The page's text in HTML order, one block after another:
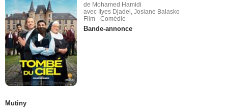
de Mohamed Hamidi
avec Ilyes Djadel, Josiane Balasko
Film - Comédie
Bande-annonce
Mutiny